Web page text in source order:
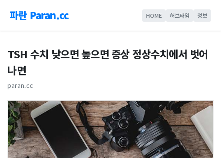
파란 Paran.cc HOME 허브타임 정보
TSH 수치 낮으면 높으면 증상 정상수치에서 벗어
나면
paran.cc